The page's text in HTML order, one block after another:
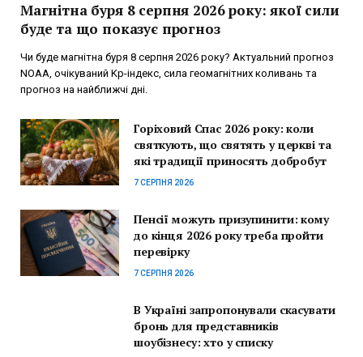
Магнітна буря 8 серпня 2026 року: якої сили
буде та що показує прогноз
Чи буде магнітна буря 8 серпня 2026 року? Актуальний прогноз
NOAA, очікуваний Kp-індекс, сила геомагнітних коливань та
прогноз на найближчі дні.
Горіховий Спас 2026 року: коли
святкують, що святять у церкві та
які традиції приносять добробут
7 СЕРПНЯ 2026
Пенсії можуть призупинити: кому
до кінця 2026 року треба пройти
перевірку
7 СЕРПНЯ 2026
В Україні запропонували скасувати
бронь для представників
шоубізнесу: хто у списку